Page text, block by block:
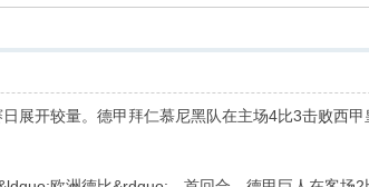
展开较量。德甲拜仁慕尼黑队在主场4比3击败西